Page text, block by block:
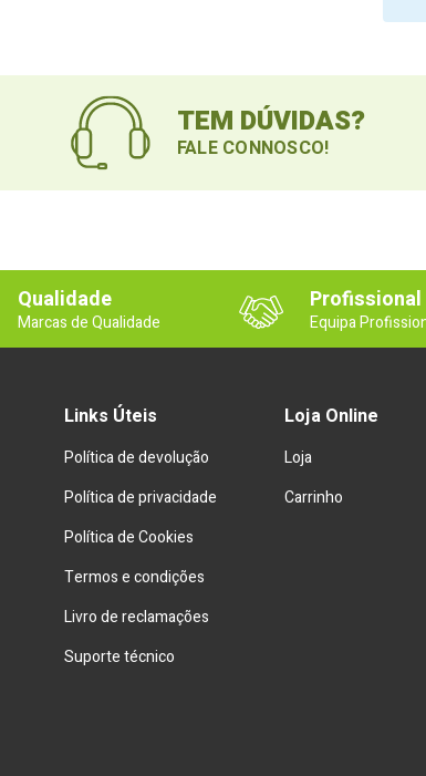
TEM DÚVIDAS?
FALE CONNOSCO!
Qualidade
Marcas de Qualidade
Profissional
Equipa
Links Úteis
Política de devolução
Política de privacidade
Política de Cookies
Termos e condições
Livro de reclamações
Suporte técnico
Loja Online
Loja
Carrinho